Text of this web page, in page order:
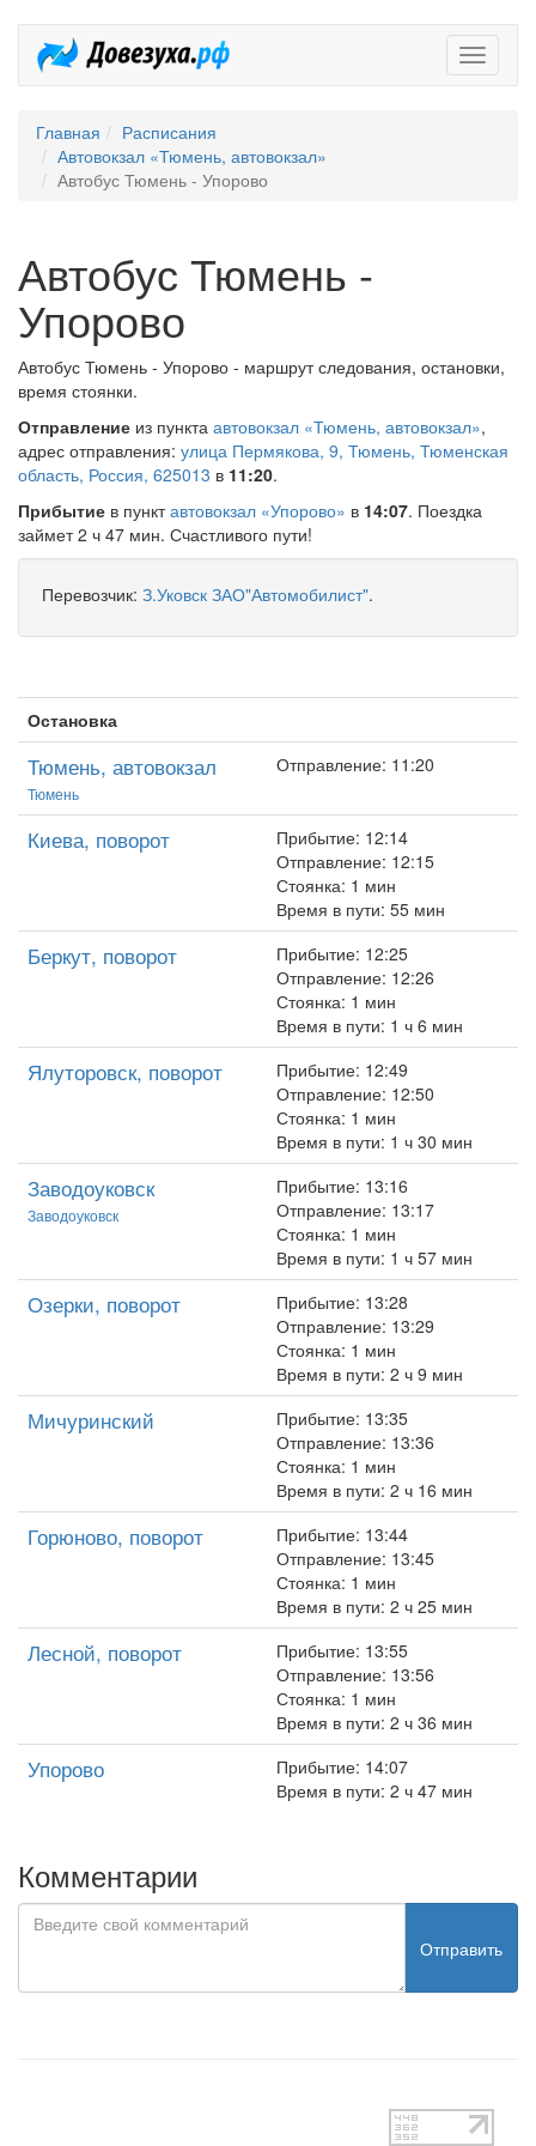
Главная
Расписания
Автовокзал «Тюмень, автовокзал»
Автобус Тюмень - Упорово
Автобус Тюмень -
Упорово
Автобус Тюмень - Упорово - маршрут следования, остановки,
время стоянки.
Отправление из пункта автовокзал «Тюмень, автовокзал»,
адрес отправления: улица Пермякова, 9, Тюмень, Тюменская
область, Россия, 625013 в 11:20.
Прибытие в пунктавтовокзал «Упорово» в 14:07. Поездка
займет 2 ч 47 мин. Счастливого пути!
Перевозчик: З.Уковск ЗАО"Автомобилист".
Остановка
Тюмень, автовокзал
Тюмень
Отправление: 11:20
Киева, поворот
Прибытие: 12:14
Отправление: 12:15
Стоянка: 1 мин
Время в пути: 55 мин
Беркут, поворот
Прибытие: 12:25
Отправление: 12:26
Стоянка: 1 мин
Время в пути: 1 ч 6 мин
Ялуторовск, поворот
Прибытие: 12:49
Отправление: 12:50
Стоянка: 1 мин
Время в пути: 1 ч 30 мин
Заводоуковск
Заводоуковск
Прибытие: 13:16
Отправление: 13:17
Стоянка: 1 мин
Время в пути: 1 ч 57 мин
Озерки, поворот
Прибытие: 13:28
Отправление: 13:29
Стоянка: 1 мин
Время в пути: 2 ч 9 мин
Мичуринский
Прибытие: 13:35
Отправление: 13:36
Стоянка: 1 мин
Время в пути: 2 ч 16 мин
Горюново, поворот
Прибытие: 13:44
Отправление: 13:45
Стоянка: 1 мин
Время в пути: 2 ч 25 мин
Лесной, поворот
Прибытие: 13:55
Отправление: 13:56
Стоянка: 1 мин
Время в пути: 2 ч 36 мин
Упорово
Прибытие: 14:07
Время в пути: 2 ч 47 мин
Комментарии
Отправить